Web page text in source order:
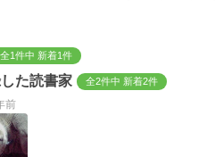
全1件中 新着1件
た読書家 全2件中 新着2件
前